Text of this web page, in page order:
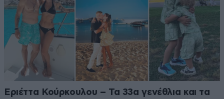
Εριέττα Κούρκουλου – Τα 33α γενέθλια και τα